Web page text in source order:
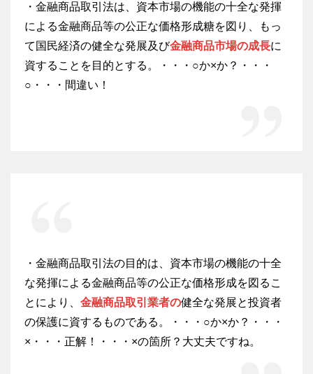
・金融商品取引法は、資本市場の機能の十全な発揮
による金融商品等の公正な価格形成糖を図り、もっ
て国民経済の健全な発展及び金融商品市場の成長に
資することを目的とする。・・・○か×か？・・・
○・・・間違い！
・金融商品取引法の目的は、資本市場の機能の十全
な発揮による金融商品等の公正な価格形成を図るこ
とにより、 金融商品取引業者の健全な発展と投資者
の保護に資するものである。・・・○か×か？・・・
×・・・正解！・・・×の箇所？大丈夫ですね。